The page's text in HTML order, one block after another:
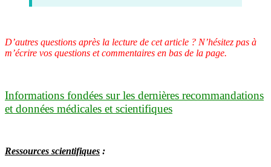
D’autres questions après la lecture de cet article ? N’hésitez pas à
m’écrire vos questions et commentaires en bas de la page.
Informations fondées sur les dernières recommandations
et données médicales et scientifiques
Ressources scientifiques :